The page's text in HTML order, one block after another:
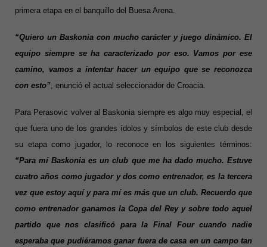
primera etapa en el banquillo del Buesa Arena.
“Quiero un Baskonia con mucho carácter y juego dinámico. El
equipo siempre se ha caracterizado por eso. Vamos por ese
camino, vamos a intentar hacer un equipo que se reconozca
con esto” , enunció el actual seleccionador de Croacia.
Para Perasovic volver al Baskonia siempre es algo muy especial, el
que fuera uno de los grandes ídolos y símbolos de este club desde
su etapa como jugador, lo reconoce en los siguientes términos:
“Para mí Baskonia es un club que me ha dado mucho. Estuve
cuatro años como jugador y dos como entrenador, es la tercera
vez que estoy aquí y para mí es más que un club. Recuerdo que
como entrenador ganamos la Copa del Rey y sobre todo aquel
partido que nos clasificó para la Final Four cuando nadie
esperaba que pudiéramos ganar fuera de casa en un campo tan